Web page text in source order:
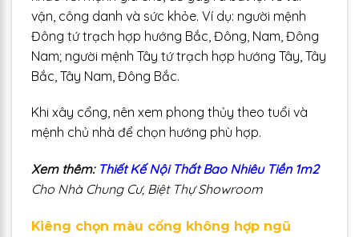
vận, công danh và sức khỏe. Ví dụ: người mệnh
Đông tứ trạch hợp hướng Bắc, Đông, Nam, Đông
Nam; người mệnh Tây tứ trạch hợp hướng Tây, Tây
Bắc, Tây Nam, Đông Bắc.
Khi xây cổng, nên xem phong thủy theo tuổi và
mệnh chủ nhà để chọn hướng phù hợp.
Xem thêm: Thiết Kế Nội Thất Bao Nhiêu Tiền 1m2
Cho Nhà Chung Cư, Biệt Thự Showroom
Kiêng chọn màu cổng không hợp ngũ